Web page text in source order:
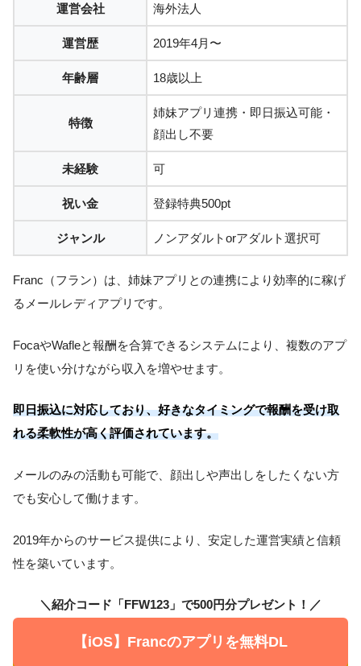
運営会社 海外法人
運営歴 2019年4月〜
年齢層 18歳以上
特徴
姉妹アプリ連携・即日振込可能・
顔出し不要
未経験 可
祝い金 登録特典500pt
ジャンル ノンアダルトorアダルト選択可
Franc（フラン）は、姉妹アプリとの連携により効率的に稼げ
るメールレディアプリです。
FocaやWafleと報酬を合算できるシステムにより、複数のアプ
リを使い分けながら収入を増やせます。
即日振込に対応しており、好きなタイミングで報酬を受け取
れる柔軟性が高く評価されています。
メールのみの活動も可能で、顔出しや声出しをしたくない方
でも安心して働けます。
2019年からのサービス提供により、安定した運営実績と信頼
性を築いています。
＼紹介コード「FFW123」で500円分プレゼント！／
【iOS】Francのアプリを無料DL